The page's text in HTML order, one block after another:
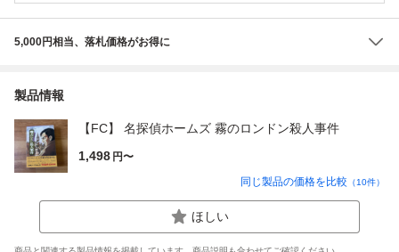
5,000円相当、落札価格がお得に
製品情報
【FC】 名探偵ホームズ 霧のロンドン殺人事件
1,498 円〜
同じ製品の価格を比較 （10件）
ほしい